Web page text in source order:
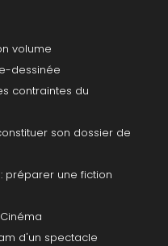
volume
dessinée
contraintes du
son dossier de
: préparer une fiction
d'un spectacle